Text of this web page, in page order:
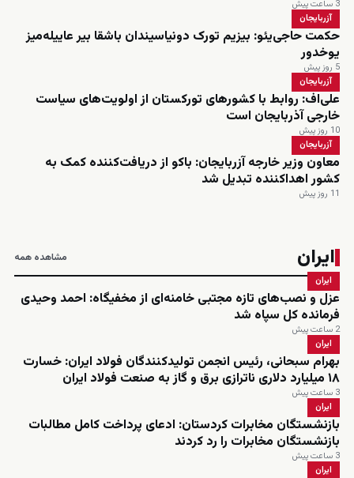
3 ساعت پیش
آزربایجان
حکمت حاجی‌یئو: بیزیم تورک دونیاسیندان باشقا بیر عاییله‌میز
یوخدور
5 روز پیش
آزربایجان
علی‌اف: روابط با کشورهای تورکستان از اولویت‌های سیاست
خارجی آذربایجان است
10 روز پیش
آزربایجان
معاون وزیر خارجه آزربایجان: باکو از دریافت‌کننده کمک به
کشور اهداکننده تبدیل شد
11 روز پیش
ایران مشاهده همه
ایران
عزل و نصب‌های تازه مجتبی خامنه‌ای از مخفیگاه: احمد وحیدی
فرمانده کل سپاه شد
2 ساعت پیش
ایران
بهرام سبحانی، رئیس انجمن تولیدکنندگان فولاد ایران: خسارت
۱۸ میلیارد دلاری ناترازی برق و گاز به صنعت فولاد ایران
3 ساعت پیش
ایران
بازنشستگان مخابرات کردستان: ادعای پرداخت کامل مطالبات
بازنشستگان مخابرات را رد کردند
3 ساعت پیش
ایران